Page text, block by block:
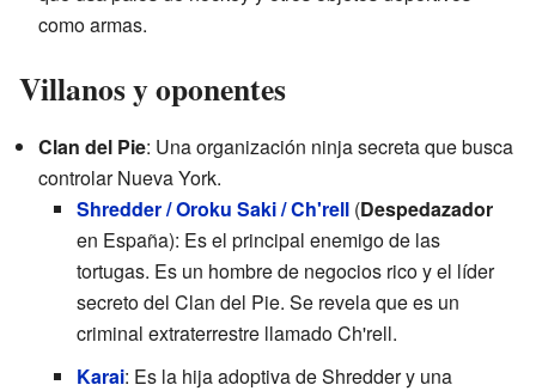
como armas.
Villanos y oponentes
Clan del Pie: Una organización ninja secreta que busca
controlar Nueva York.
Shredder / Oroku Saki / Ch'rell (Despedazador
en España): Es el principal enemigo de las
tortugas. Es un hombre de negocios rico y el líder
secreto del Clan del Pie. Se revela que es un
criminal extraterrestre llamado Ch'rell.
Karai: Es la hija adoptiva de Shredder y una